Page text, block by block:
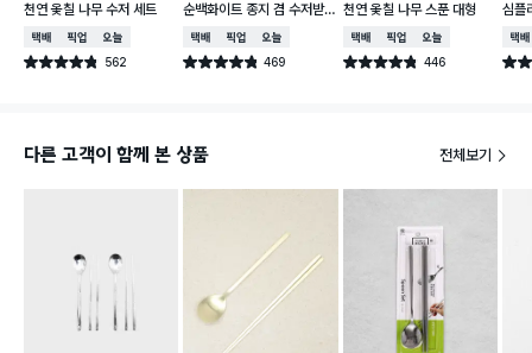
천연 옻칠 나무 수저 세트
택배배송매장픽업오늘배송
별점 4.8점 562
건 작성
순백화이트 종지 겸 수저받
침
택배배송매장픽업오늘배송
별점 4.8점 469
건 작성
천연 옻칠 나무 스푼 대형
택배배송매장픽업오늘배송
별점 4.8점 446
건 작성
심플
택배
별점
다른 고객이 함께 본 상품 전체보기